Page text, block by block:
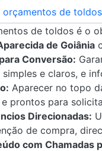
de
de toldos é o
de Goiânia
Conversão:
e claros, e
Aparecer no topo
prontos para
Direcionadas:
de compra,
com Chamadas